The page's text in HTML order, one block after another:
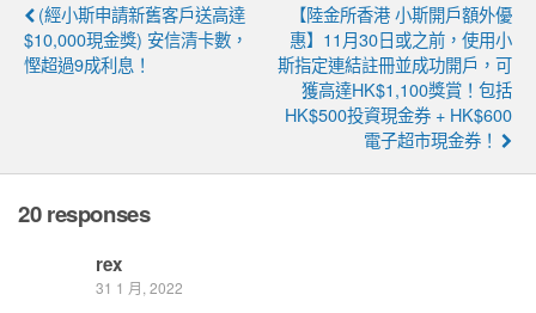
(經小斯申請新舊客戶送高達
$10,000現金獎) 安信清卡數，
慳超過9成利息！
【陸金所香港 小斯開戶額外優
惠】11月30日或之前，使用小
斯指定連結註冊並成功開戶，可
獲高達HK$1,100獎賞！包括
HK$500投資現金券 + HK$600
電子超市現金券！
20 responses
rex
31 1 月, 2022